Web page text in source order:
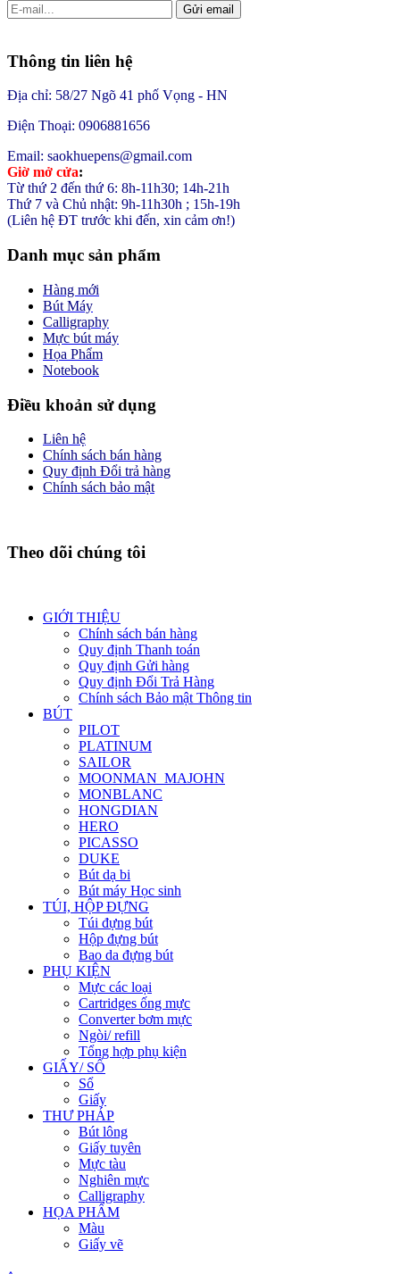
Gửi email
Thông tin liên hệ
Địa chỉ: 58/27 Ngõ 41 phố Vọng - HN
Điện Thoại: 0906881656
Email: saokhuepens@gmail.com
Giờ mở cửa:
Từ thứ 2 đến thứ 6: 8h-11h30; 14h-21h
Thứ 7 và Chủ nhật: 9h-11h30h ; 15h-19h
(Liên hệ ĐT trước khi đến, xin cảm ơn!)
Danh mục sản phẩm
Hàng mới
Bút Máy
Calligraphy
Mực bút máy
Họa Phẩm
Notebook
Điều khoản sử dụng
Liên hệ
Chính sách bán hàng
Quy định Đổi trả hàng
Chính sách bảo mật
Theo dõi chúng tôi
GIỚI THIỆU
Chính sách bán hàng
Quy định Thanh toán
Quy định Gửi hàng
Quy định Đổi Trả Hàng
Chính sách Bảo mật Thông tin
BÚT
PILOT
PLATINUM
SAILOR
MOONMAN_MAJOHN
MONBLANC
HONGDIAN
HERO
PICASSO
DUKE
Bút dạ bi
Bút máy Học sinh
TÚI, HỘP ĐỰNG
Túi đựng bút
Hộp đựng bút
Bao da đựng bút
PHỤ KIỆN
Mực các loại
Cartridges ống mực
Converter bơm mực
Ngòi/ refill
Tổng hợp phụ kiện
GIẤY/ SỔ
Sổ
Giấy
THƯ PHÁP
Bút lông
Giấy tuyên
Mực tàu
Nghiên mực
Calligraphy
HỌA PHẨM
Màu
Giấy vẽ